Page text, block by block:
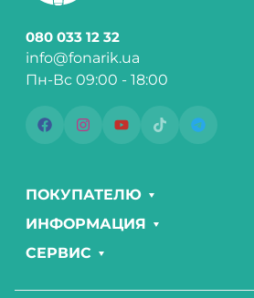
080 033 12 32
info@fonarik.ua
Пн-Вс 09:00 - 18:00
ПОКУПАТЕЛЮ
ИНФОРМАЦИЯ
СЕРВИС